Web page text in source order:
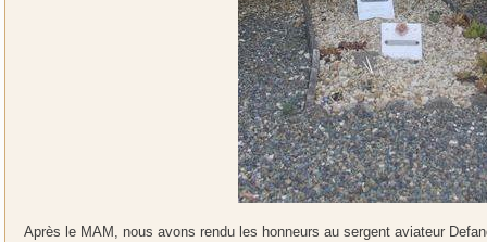
Après le MAM, nous avons rendu les honneurs au sergent aviateur